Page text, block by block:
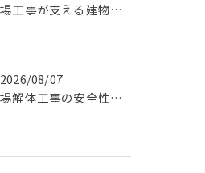
足場工事が支える建物の長寿命化と外装塗装の重要性
2026/08/07
足場解体工事の安全性と効率化のポイント